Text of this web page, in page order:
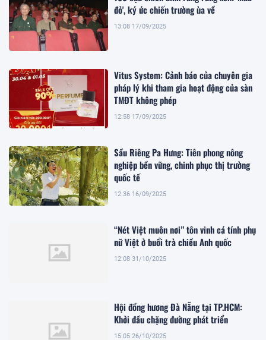
đỏ', ký ức chiến trường ùa về
13:08 17/09/2025
Vitus System: Cảnh báo của chuyên gia
pháp lý khi tham gia hoạt động của sàn
TMĐT không phép
12:58 17/09/2025
Sầu Riêng Pa Hưng: Tiên phong nông
nghiệp bền vững, chinh phục thị trường
quốc tế
12:36 16/09/2025
“Nét Việt muôn nơi” tôn vinh cá tính phụ
nữ Việt ở buổi trà chiều Anh quốc
12:08 31/10/2025
Hội đồng hương Đà Nẵng tại TP.HCM:
Khởi đầu chặng đường phát triển
15:05 26/10/2025